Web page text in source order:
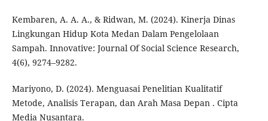
Kembaren, A. A. A., & Ridwan, M. (2024). Kinerja Dinas
Lingkungan Hidup Kota Medan Dalam Pengelolaan
Sampah. Innovative: Journal Of Social Science Research,
4(6), 9274–9282.
Mariyono, D. (2024). Menguasai Penelitian Kualitatif
Metode, Analisis Terapan, dan Arah Masa Depan . Cipta
Media Nusantara.